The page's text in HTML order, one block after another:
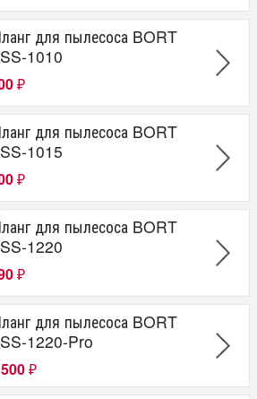
для пылесоса BORT
1010
₽
для пылесоса BORT
1015
₽
для пылесоса BORT
1220
₽
для пылесоса BORT
1220-Pro
₽